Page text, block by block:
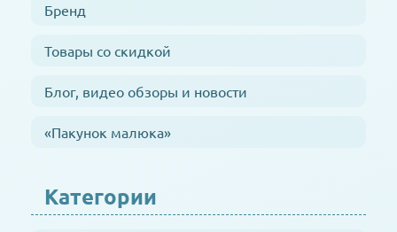
Бренд
Товары со скидкой
Блог, видео обзоры и новости
«Пакунок малюка»
Категории